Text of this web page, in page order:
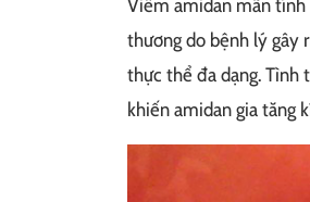
Viêm amidan mãn
thương do bệnh lý gây
thực thể đa dạng. Tình
khiến amidan gia tăng